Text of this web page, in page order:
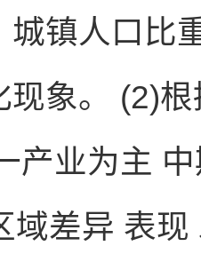
城镇人口比
现象。 (2)
产业为主
域差异 表